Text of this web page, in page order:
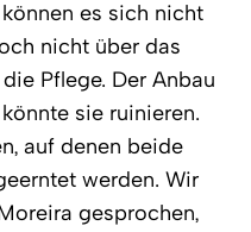
es sich nicht
nicht über das
Pflege. Der Anbau
sie ruinieren.
auf denen beide
werden. Wir
gesprochen,